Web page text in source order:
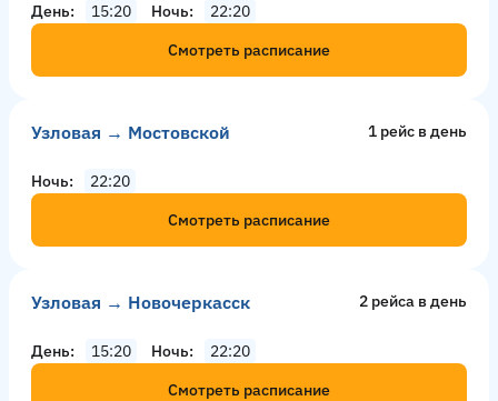
День 15:20 Ночь
22:20
Смотреть расписание
Узловая → Мостовской 1 рейс в день
Ночь
22:20
Смотреть расписание
Узловая → Новочеркасск 2 рейсa в день
День 15:20 Ночь
22:20
Смотреть расписание